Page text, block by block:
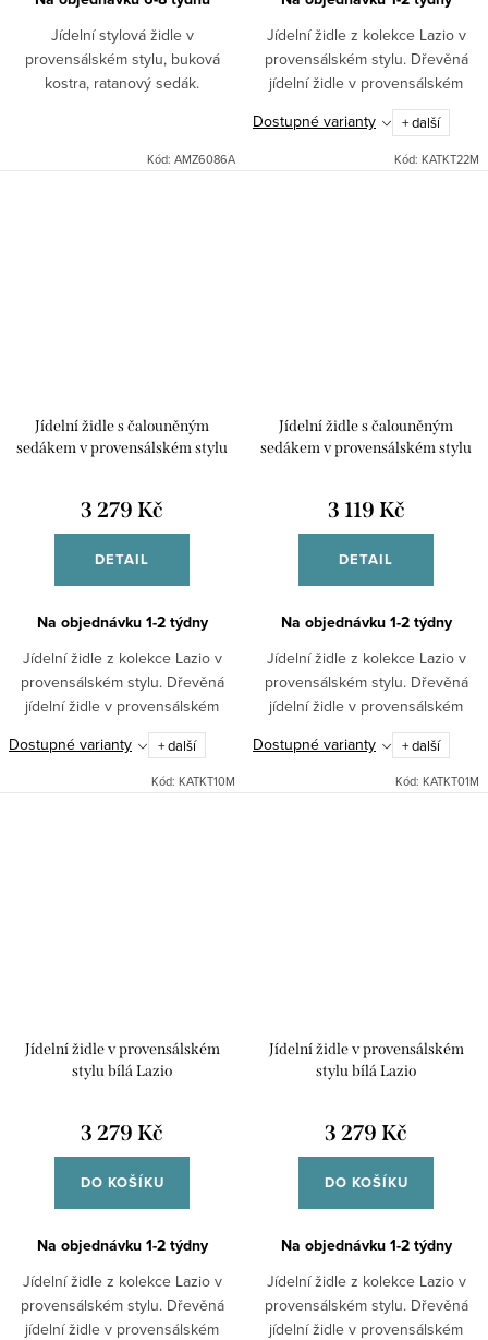
Jídelní stylová židle v
provensálském stylu, buková
kostra, ratanový sedák.
Kód: AMZ6086A
Jídelní židle z kolekce Lazio v
provensálském stylu. Dřevěná
jídelní židle v provensálském
stylu v bílé barvě s čalouněným
sedákem se vyznačuje díky
bukovému dřevu...
Dostupné varianty + další
Kód: KATKT22M
Jídelní židle s čalouněným
sedákem v provensálském stylu
3 279 Kč
DETAIL
Na objednávku 1-2 týdny
Jídelní židle z kolekce Lazio v
provensálském stylu. Dřevěná
jídelní židle v provensálském
stylu v bílé barvě s čalouněným
sedákem se vyznačuje díky
bukovému dřevu velkou...
Dostupné varianty + další
Kód: KATKT10M
Jídelní židle s čalouněným
sedákem v provensálském stylu
3 119 Kč
DETAIL
Na objednávku 1-2 týdny
Jídelní židle z kolekce Lazio v
provensálském stylu. Dřevěná
jídelní židle v provensálském
stylu v bílé barvě s čalouněným
sedákem se vyznačuje díky
bukovému dřevu velkou...
Dostupné varianty + další
Kód: KATKT01M
Jídelní židle v provensálském
stylu bílá Lazio
3 279 Kč
DO KOŠÍKU
Na objednávku 1-2 týdny
Jídelní židle z kolekce Lazio v
provensálském stylu. Dřevěná
jídelní židle v provensálském
Jídelní židle v provensálském
stylu bílá Lazio
3 279 Kč
DO KOŠÍKU
Na objednávku 1-2 týdny
Jídelní židle z kolekce Lazio v
provensálském stylu. Dřevěná
jídelní židle v provensálském